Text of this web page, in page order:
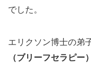
でした。
エリクソン博士の弟
（ブリーフセラピー）